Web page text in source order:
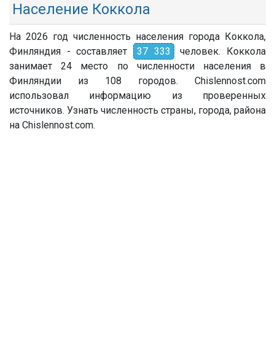
Население Коккола
На 2026 год численность населения города Коккола,
Финляндия - составляет
37 333 человек. Коккола
занимает 24 место по численности населения в
Финляндии из 108 городов. Chislennost.com
использовал информацию из проверенных
источников. Узнать численность страны, города, района
на Chislennost.com.